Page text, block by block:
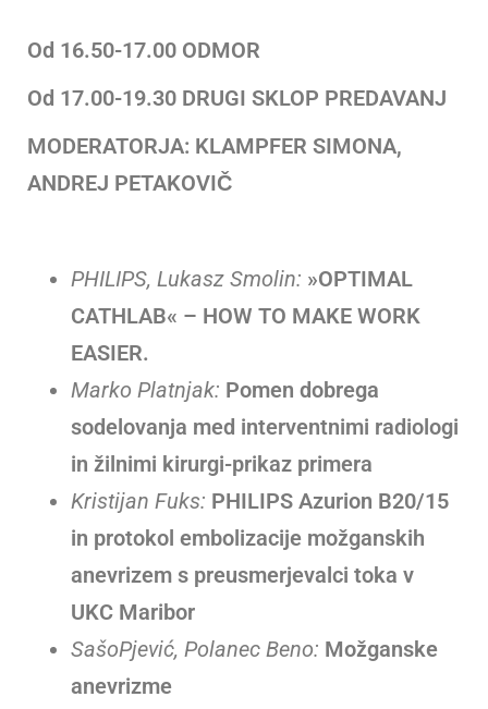
Od 16.50-17.00 ODMOR
Od 17.00-19.30 DRUGI SKLOP PREDAVANJ
MODERATORJA: KLAMPFER SIMONA,
ANDREJ PETAKOVIČ
PHILIPS, Lukasz Smolin: »OPTIMAL
CATHLAB« – HOW TO MAKE WORK
EASIER.
Marko Platnjak: Pomen dobrega
sodelovanja med interventnimi radiologi
in žilnimi kirurgi-prikaz primera
Kristijan Fuks: PHILIPS Azurion B20/15
in protokol embolizacije možganskih
anevrizem s preusmerjevalci toka v
UKC Maribor
SašoPjević, Polanec Beno: Možganske
anevrizme